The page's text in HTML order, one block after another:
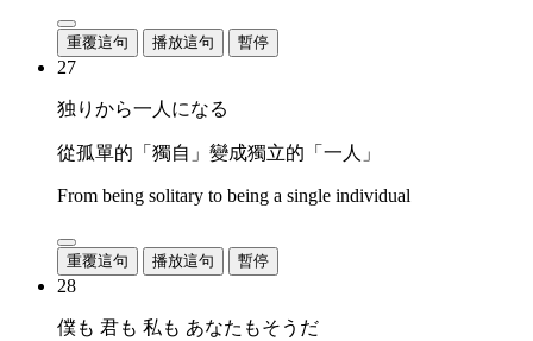
重覆這句 播放這句 暫停
27
独りから一人になる
從孤單的「獨自」變成獨立的「一人」
From being solitary to being a single individual
重覆這句 播放這句 暫停
28
僕も 君も 私も あなたもそうだ